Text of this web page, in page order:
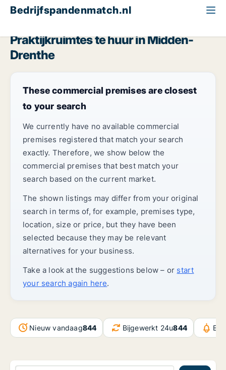
Bedrijfspandenmatch.nl
Praktijkruimtes te huur in Midden-
Drenthe
These commercial premises are closest
to your search
We currently have no available commercial
premises registered that match your search
exactly. Therefore, we show below the
commercial premises that best match your
search based on the current market.
The shown listings may differ from your original
search in terms of, for example, premises type,
location, size or price, but they have been
selected because they may be relevant
alternatives for your business.
Take a look at the suggestions below – or start
your search again here.
Nieuw vandaag844 Bijgewerkt 24u844